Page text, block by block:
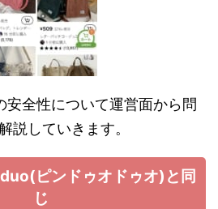
安全性について運営面から問
説していきます。
ピンドゥオドゥオ)と同
じ